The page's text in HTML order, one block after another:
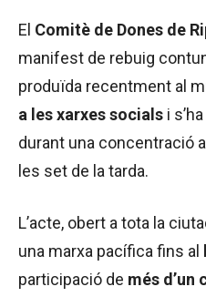
El Comitè de Dones de
manifest de rebuig
produïda recentment al
a les xarxes socials i
durant una concentració
les set de la tarda.
L’acte, obert a tota la
una marxa pacífica fins al
participació de més d’un